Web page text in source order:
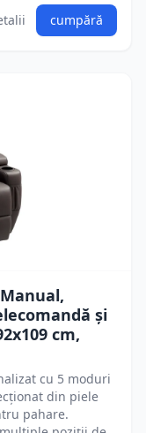
cumpără
și
cm,
cu 5 moduri
din piele
pahare.